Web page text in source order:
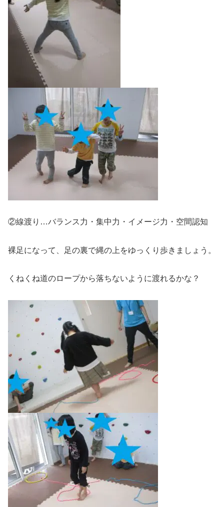
②線渡り…バランス力・集中力・イメージ力・空間認知
裸足になって、足の裏で縄の上をゆっくり歩きましょう。
くねくね道のロープから落ちないように渡れるかな？